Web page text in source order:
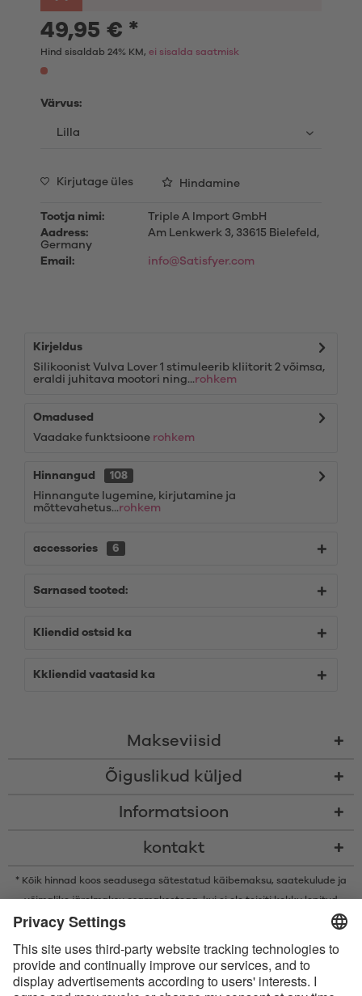
49,95 € *
Hind sisaldab 24% KM, ei sisalda saatmisk
Värvus:
Kirjutage üles Hindamine
Tootja nimi:
Triple A Import GmbH
Aadress:
Am Lenkwerk 3, 33615 Bielefeld,
Germany
Email:
info@Satisfyer.com
Kirjeldus
Silikoonist Vulva Lover 1 stimuleerib kliitorit 2 võimsa,
eraldi juhitava mootori ning...rohkem
Omadused
Vaadake funktsioone rohkem
Hinnangud
108
Hinnangute lugemine, kirjutamine ja
mõttevahetus...rohkem
accessories 6
Sarnased tooted:
Kliendid ostsid ka
Kkliendid vaatasid ka
Makseviisid
Õiguslikud küljed
Informatsioon
kontakt
* Kõik hinnad koos seadusega sätestatud käibemaksu, saatekulude ja
võimalike järelmaksu osamaksetega, kui ei ole teisiti kokku lepitud
* Bluetooth®-i sõnamärk ja logod on ettevõtte Bluetooth SIG, Inc.
litsentsi alusel.
Apple, Apple‘i logo ja Apple Watch on ettevõtte Apple Inc. kaubamärgid.